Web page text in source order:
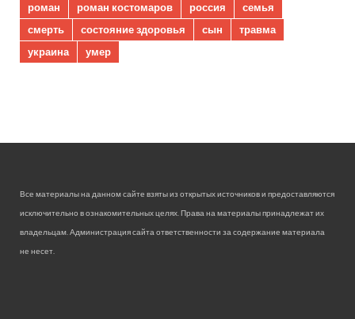
роман
роман костомаров россия
семья
смерть
состояние здоровья сын
травма
украина
умер
Все материалы на данном сайте взяты из открытых источников и предоставляются
исключительно в ознакомительных целях. Права на материалы принадлежат их
владельцам. Администрация сайта ответственности за содержание материала
не несет.